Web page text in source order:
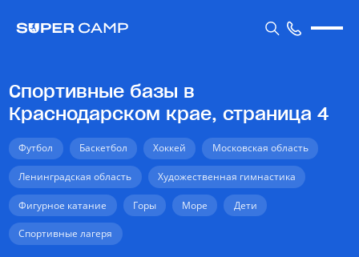
Спортивные базы в
Краснодарском крае, страница 4
Футбол Баскетбол Хоккей Московская область
Ленинградская область Художественная гимнастика
Фигурное катание Горы Море Дети
Спортивные лагеря